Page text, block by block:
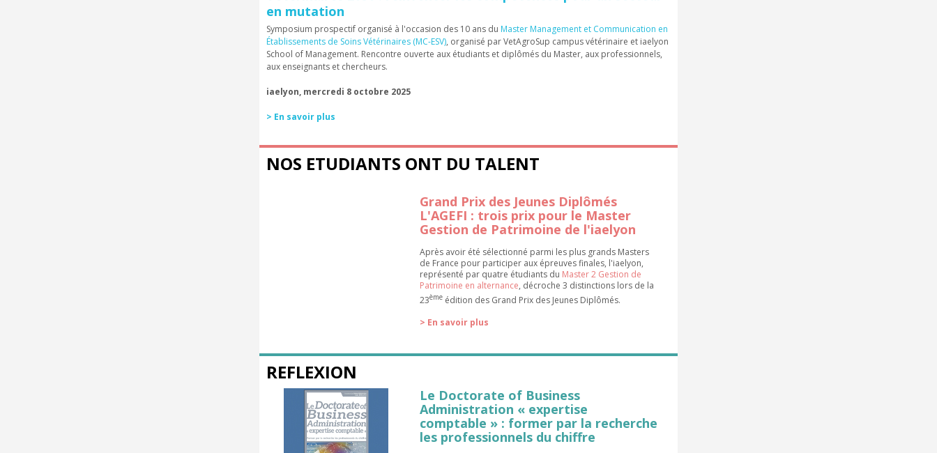
en mutation
Symposium prospectif organisé à l'occasion des 10 ans du Master Management et Communication en
Établissements de Soins Vétérinaires (MC-ESV), organisé par VetAgroSup campus vétérinaire et iaelyon
School of Management. Rencontre ouverte aux étudiants et diplômés du Master, aux professionnels,
aux enseignants et chercheurs.
iaelyon, mercredi 8 octobre 2025
> En savoir plus
NOS ETUDIANTS ONT DU TALENT
Grand Prix des Jeunes Diplômés
L'AGEFI : trois prix pour le Master
Gestion de Patrimoine de l'iaelyon
Après avoir été sélectionné parmi les plus grands Masters
de France pour participer aux épreuves finales, l'iaelyon,
représenté par quatre étudiants du Master 2 Gestion de
Patrimoine en alternance, décroche 3 distinctions lors de la
23ème édition des Grand Prix des Jeunes Diplômés.
> En savoir plus
REFLEXION
Le Doctorate of Business
Administration « expertise
comptable » : former par la recherche
les professionnels du chiffre